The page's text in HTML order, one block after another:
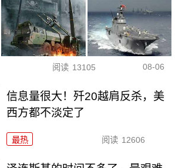
阅读 13105 08-06
信息量很大！歼20越肩反杀，美
西方都不淡定了
最热 阅读 12606